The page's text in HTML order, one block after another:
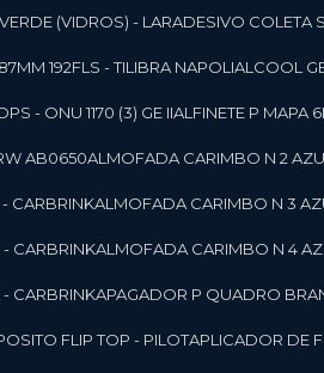
(VIDROS) - LAR ADESIVO COLETA
192FLS - TILIBRA NAPOLI ALCOOL
- ONU 1170 (3) GE II ALFINETE P
AB0650 ALMOFADA CARIMBO N 2
CARBRINK ALMOFADA CARIMBO N 3
- CARBRINK ALMOFADA CARIMBO N 4
- CARBRINK APAGADOR P QUADRO
FLIP TOP - PILOT APLICADOR DE